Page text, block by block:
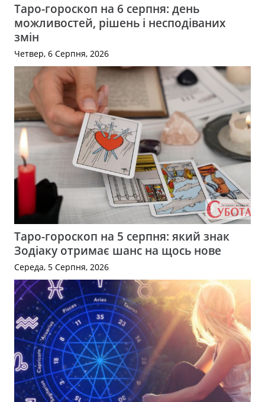
Таро-гороскоп на 6 серпня: день
можливостей, рішень і несподіваних
змін
Четвер, 6 Серпня, 2026
Таро-гороскоп на 5 серпня: який знак
Зодіаку отримає шанс на щось нове
Середа, 5 Серпня, 2026